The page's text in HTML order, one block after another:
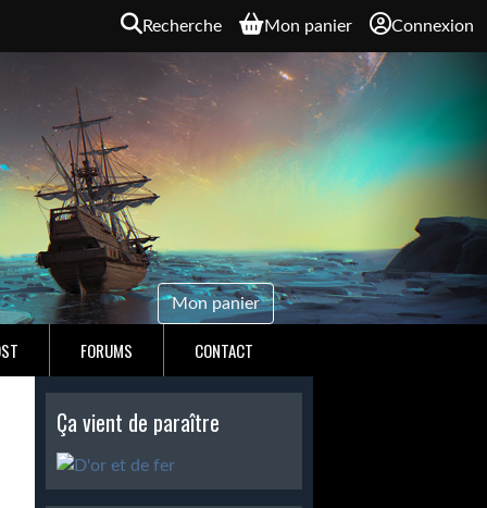
Recherche Mon panier Connexion
Mon panier
FORUMS CONTACT
Ça vient de paraître